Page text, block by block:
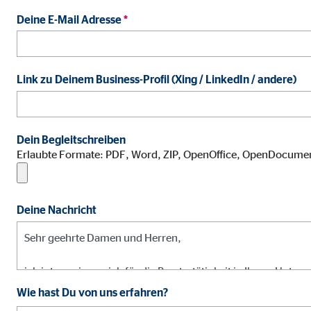
Deine E-Mail Adresse*
Link zu Deinem Business-Profil (Xing / LinkedIn / andere)
Dein Begleitschreiben
Erlaubte Formate: PDF, Word, ZIP, OpenOffice,
Deine Nachricht
Wie hast Du von uns erfahren?
Cookie Laufzeit: 24
ProvenExpert | Empfänger: OVB, Expert
Name:
Vimeo
Name: